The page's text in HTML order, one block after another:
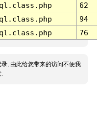
62
94
76
, 由此给您带来的访问不便我
.